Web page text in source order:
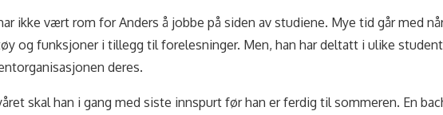
ikke vært rom for Anders å jobbe på siden av studiene. Mye tid går med
og funksjoner i tillegg til forelesninger. Men, han har deltatt i ulike
deres.
skal han i gang med siste innspurt før han er ferdig til sommeren. En